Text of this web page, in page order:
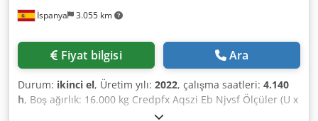
İspanya 3.055 km
Fiyat bilgisi Ara
Durum: ikinci el, Üretim yılı: 2022, çalışma saatleri: 4.140
h, Boş ağırlık: 16.000 kg Credpfx Aqszi Eb Njvsf Ölçüler (U x